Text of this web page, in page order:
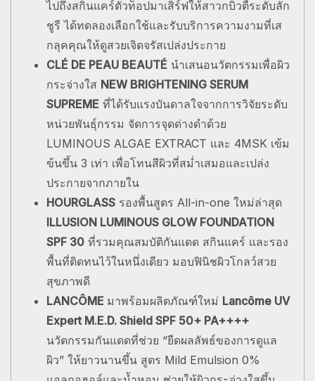
ไปถึงสกินแคร์ตัวท็อปมาเสิร์ฟให้สาวกบิวตี้ระดับลัก
ชูรี ได้ทดลองเลือกใช้และรับบริการความงามที่เส
กลุคคุณให้ดูสวยเจิดจรัสเปล่งประกาย
CLÉ DE PEAU BEAUTÉ นำเสนอนวัตกรรมเพื่อผิว
กระจ่างใส NEW BRIGHTENING SERUM
SUPREME ที่ได้รับแรงบันดาลใจจากการวิจัยระดับ
หน่วยพันธุ์กรรม จัดการจุดด่างดำด้วย
LUMINOUS ALGAE EXTRACT และ 4MSK เข้ม
ข้นขึ้น 3 เท่า เพื่อโทนสีผิวที่สม่ำเสมอและเปล่ง
ประกายจากภายใน
HOURGLASS รองพื้นสูตร All-in-one ใหม่ล่าสุด
ILLUSION LUMINOUS GLOW FOUNDATION
SPF 30 ที่รวมคุณสมบัติกันแดด สกินแคร์ และรอง
พื้นที่ติดทนไว้ในหนึ่งเดียว มอบฟินิชผิวโกลว์สวย
สุขภาพดี
LANCÔME มาพร้อมผลิตภัณฑ์ใหม่ Lancôme UV
Expert M.E.D. Shield SPF 50+ PA++++
นวัตกรรมกันแดดที่ช่วย “ยืดผลลัพธ์ของการดูแล
ผิว” ให้ยาวนานขึ้น สูตร Mild Emulsion 0%